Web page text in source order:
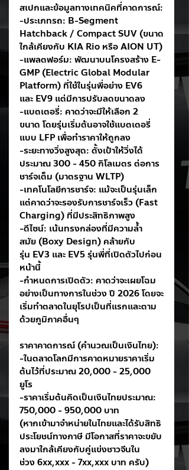
สเปกและข้อมูลทางเทคนิคที่คาดการณ์:
-ประเภทรถ: B-Segment
Hatchback / Compact SUV (ขนาด
ใกล้เคียงกับ KIA Rio หรือ AION UT)
-แพลตฟอร์ม: พัฒนาบนโครงสร้าง E-
GMP (Electric Global Modular
Platform) ที่ใช้ในรุ่นพี่อย่าง EV6
และ EV9 แต่มีการปรับลดขนาดลง
-แบตเตอรี่: คาดว่าจะมีให้เลือก 2
ขนาด โดยรุ่นเริ่มต้นอาจใช้แบตเตอรี่
แบบ LFP เพื่อทำราคาให้ถูกลง
-ระยะทางวิ่งสูงสุด: ตั้งเป้าให้วิ่งได้
ประมาณ 300 - 450 กิโลเมตร ต่อการ
ชาร์จเต็ม (มาตรฐาน WLTP)
-เทคโนโลยีการชาร์จ: แม้จะเป็นรุ่นเล็ก
แต่คาดว่าจะรองรับการชาร์จเร็ว (Fast
Charging) ที่มีประสิทธิภาพสูง
-ดีไซน์: เน้นทรงกล่องที่มีความล้ำ
สมัย (Boxy Design) คล้ายกับ
รุ่น EV3 และ EV5 รุ่นพี่ที่เปิดตัวไปก่อน
หน้านี้
-กำหนดการเปิดตัว: คาดว่าจะเผยโฉม
อย่างเป็นทางการในช่วง ปี 2026 โดยจะ
เริ่มทำตลาดในยุโรปเป็นที่แรกและตาม
ด้วยภูมิภาคอื่นๆ
ราคาคาดการณ์ (คำนวณเป็นเงินไทย):
-ในตลาดโลกมีการคาดหมายราคาเริ่ม
ต้นไว้ที่ประมาณ 20,000 - 25,000
ยูโร
-ราคาเริ่มต้นคิดเป็นเงินไทยประมาณ:
750,000 - 950,000 บาท
(หากเข้ามาจำหน่ายในไทยและได้รับสิทธิ
ประโยชน์ทางภาษี มีโอกาสที่ราคาจะขยับ
ลงมาใกล้เคียงกับคู่แข่งชาวจีนใน
ช่วง 6xx,xxx - 7xx,xxx บาท ครับ)